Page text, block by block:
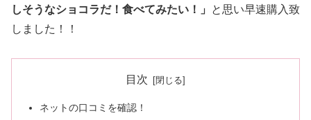
しそうなショコラだ！食べてみたい！」
と思い早速購入致
しました！！
目次
ネットの口コミを確認！